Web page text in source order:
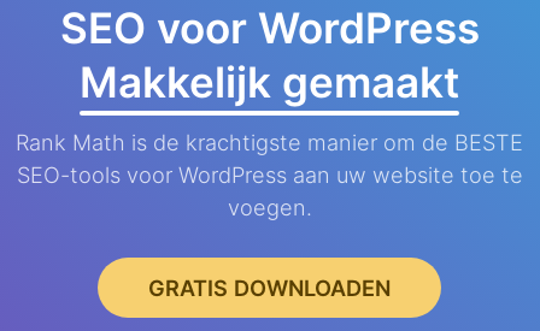
SEO voor WordPress
Makkelijk gemaakt
Rank Math is de krachtigste manier om de BESTE
SEO-tools voor WordPress aan uw website toe te
voegen.
GRATIS DOWNLOADEN